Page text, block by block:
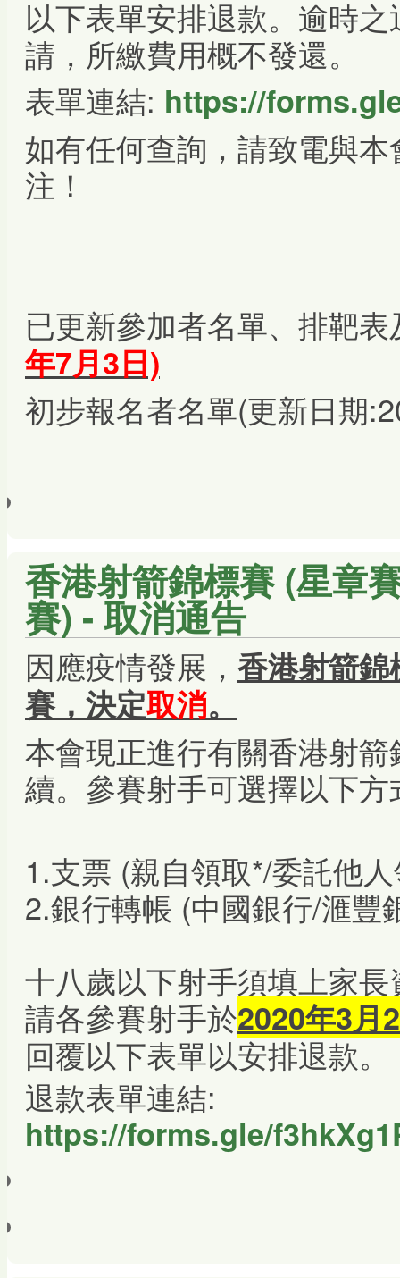
以下表單安排退款。逾時
請，所繳費用概不發還。
表單連結: https://
如有任何查詢，請致電與
注！
已更新參加者名單、排靶
年7月3日)
初步報名者名單(更新日期
香港射箭錦標賽 (星章
賽) - 取消通告
因應疫情發展， 香港射箭
賽， 決定取消。
本會現正進行有關香港射
續。參賽射手可選擇以下
1.支票 (親自領取*/委託他
2.銀行轉帳 (中國銀行/滙豐
十八歲以下射手須填上家
請各參賽射手於2020年3月
回覆以下表單以安排退款。
退款表單連結:
https://forms.gle/